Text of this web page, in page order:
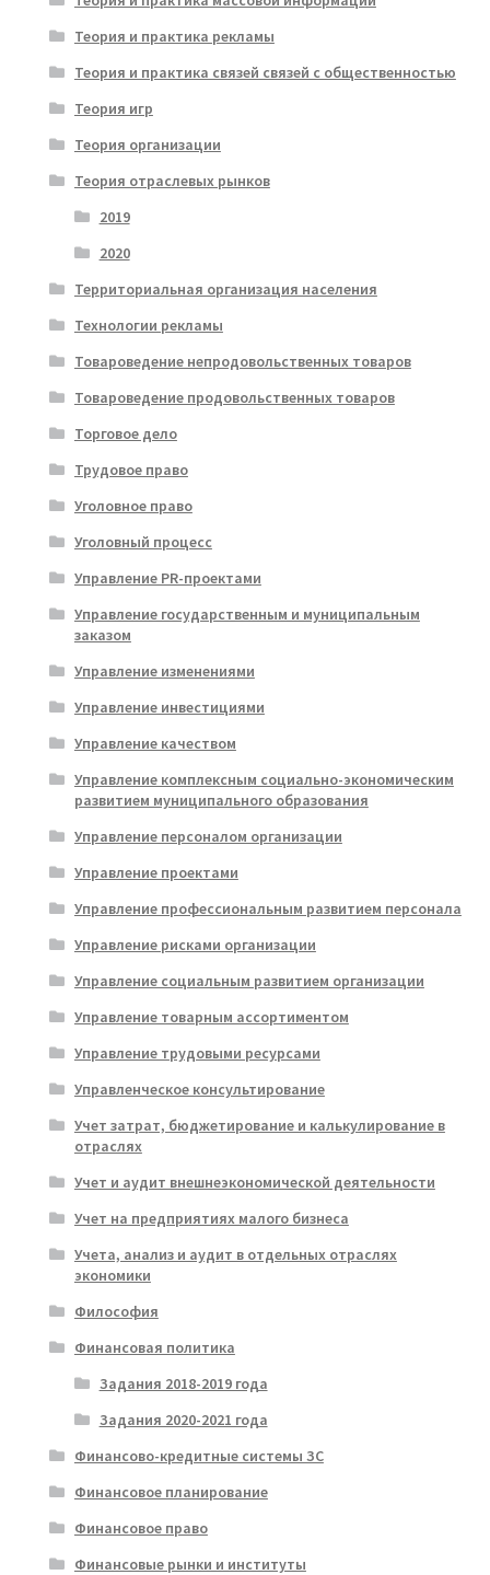
Теория и практика рекламы
Теория и практика связей связей с общественностью
Теория игр
Теория организации
Теория отраслевых рынков
2019
2020
Территориальная организация населения
Технологии рекламы
Товароведение непродовольственных товаров
Товароведение продовольственных товаров
Торговое дело
Трудовое право
Уголовное право
Уголовный процесс
Управление PR-проектами
Управление государственным и муниципальным
заказом
Управление изменениями
Управление инвестициями
Управление качеством
Управление комплексным социально-экономическим
развитием муниципального образования
Управление персоналом организации
Управление проектами
Управление профессиональным развитием персонала
Управление рисками организации
Управление социальным развитием организации
Управление товарным ассортиментом
Управление трудовыми ресурсами
Управленческое консультирование
Учет затрат, бюджетирование и калькулирование в
отраслях
Учет и аудит внешнеэкономической деятельности
Учет на предприятиях малого бизнеса
Учета, анализ и аудит в отдельных отраслях
экономики
Философия
Финансовая политика
Задания 2018-2019 года
Задания 2020-2021 года
Финансово-кредитные системы ЗС
Финансовое планирование
Финансовое право
Финансовые рынки и институты